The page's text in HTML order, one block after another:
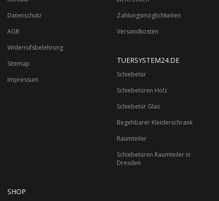
Datenschutz
AGB
Widerrufsbelehrung
Sitemap
Impressum
Zahlungsmöglichkeiten
Versandkosten
TUERSYSTEM24.DE
Schiebetür
Schiebetüren Holz
Schiebetür Glas
Begehbarer Kleiderschrank
Raumteiler
Schiebetüren Raumteiler in
Dresden
SHOP